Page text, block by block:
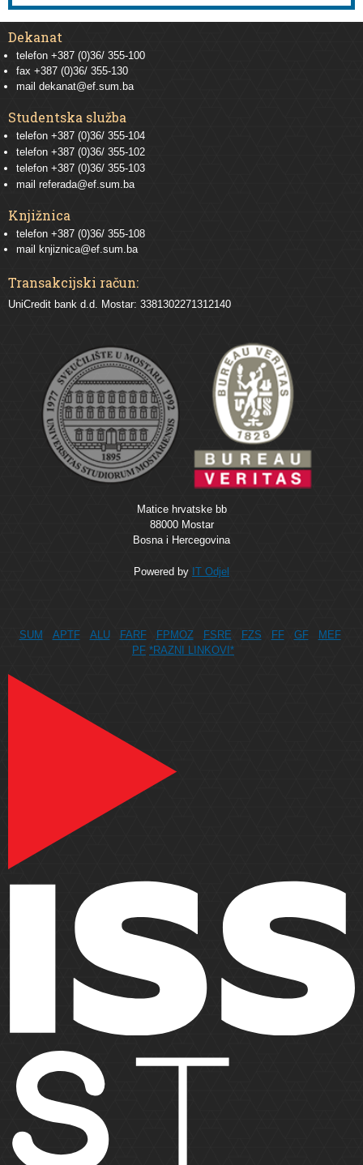
Dekanat
telefon +387 (0)36/ 355-100
fax +387 (0)36/ 355-130
mail dekanat@ef.sum.ba
Studentska služba
telefon +387 (0)36/ 355-104
telefon +387 (0)36/ 355-102
telefon +387 (0)36/ 355-103
mail referada@ef.sum.ba
Knjižnica
telefon +387 (0)36/ 355-108
mail
knjiznica@ef.sum.ba
Transakcijski račun:
UniCredit bank d.d. Mostar: 3381302271312140
Matice hrvatske bb
88000 Mostar
Bosna i Hercegovina
Powered by IT Odjel
SUM APTF ALU FARF FPMOZ FSRE FZS FF GF
MEF
PF *RAZNI LINKOVI*